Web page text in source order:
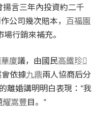
言三年內投資約二千
公司幾次賠本， 百福園
場行銷來補充。
廈議，由國民高鐵珍
會依據九鼎兩人協商后分
離婚講明明白表現：“我
耀嵩豐目。”